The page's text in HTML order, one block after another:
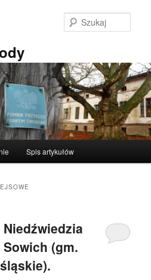
Spis artykułów
Sowich (gm.